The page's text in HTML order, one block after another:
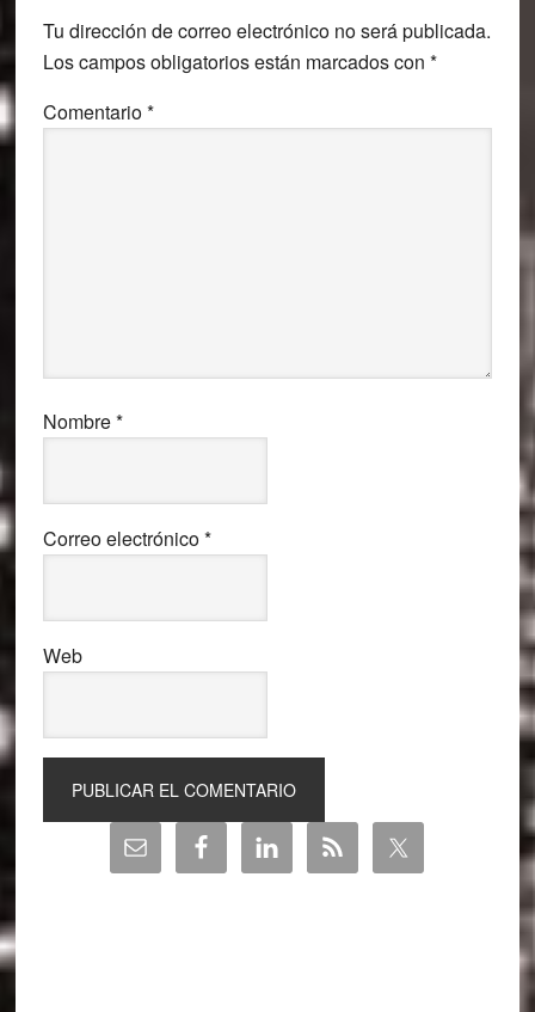
Tu dirección de correo electrónico no será publicada.
Los campos obligatorios están marcados con *
Comentario*
Nombre*
Correo electrónico*
Web
Barra
lateral